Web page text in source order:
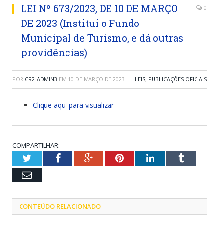
LEI Nº 673/2023, DE 10 DE MARÇO
DE 2023 (Institui o Fundo
Municipal de Turismo, e dá outras
providências)
0
POR CR2-ADMIN3 EM 10 DE MARÇO DE 2023 LEIS, PUBLICAÇÕES OFICIAIS
Clique aqui para visualizar
COMPARTILHAR:
TwitterFacebookGoogle+PinterestLinkedInTumblr
Email
CONTEÚDO RELACIONADO